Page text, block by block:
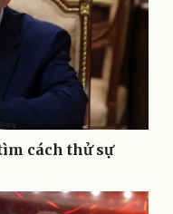
sự - Quốc phòng
khí
Nam
tích
cách thử sự